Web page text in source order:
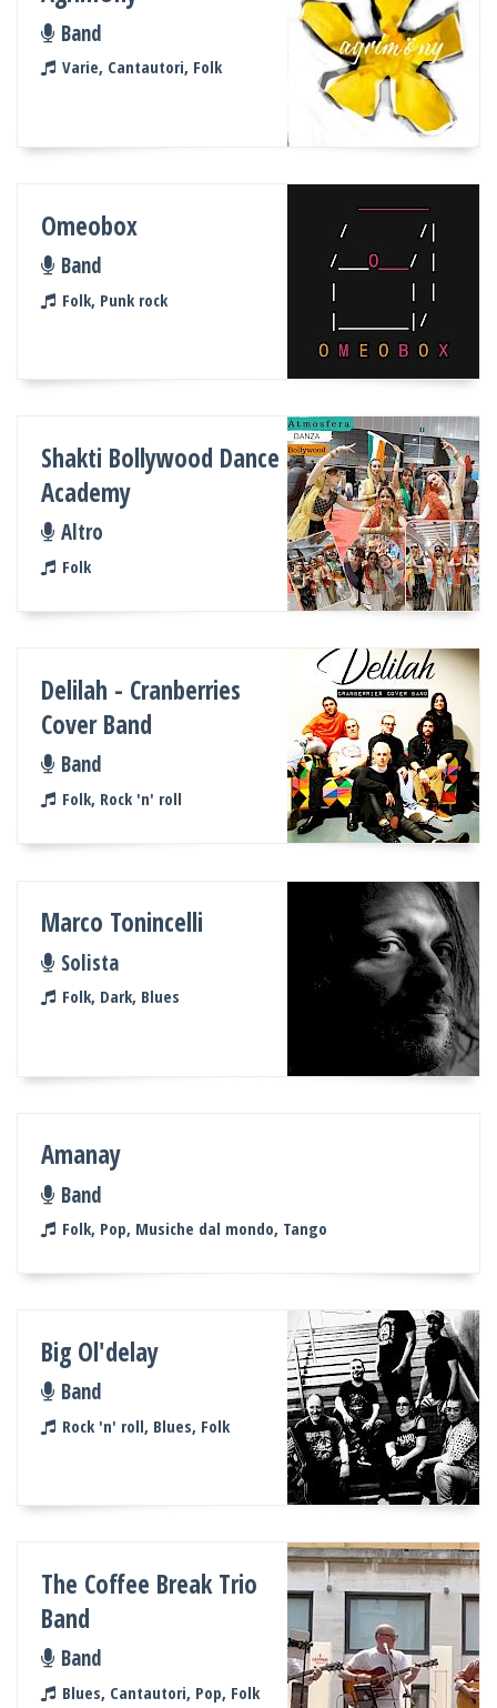
Band
Varie, Cantautori, Folk
Omeobox
Band
Folk, Punk rock
Shakti Bollywood Dance
Academy
Altro
Folk
Delilah - Cranberries
Cover Band
Band
Folk, Rock 'n' roll
Marco Tonincelli
Solista
Folk, Dark, Blues
Amanay
Band
Folk, Pop, Musiche dal mondo, Tango
Big Ol'delay
Band
Rock 'n' roll, Blues, Folk
The Coffee Break Trio
Band
Band
Blues, Cantautori, Pop, Folk